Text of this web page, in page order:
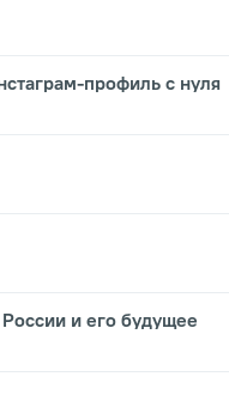
профиль с нуля
и его будущее